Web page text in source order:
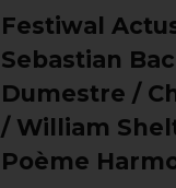
Festiwal
Sebastian
Dumestre /
/ William
Poème